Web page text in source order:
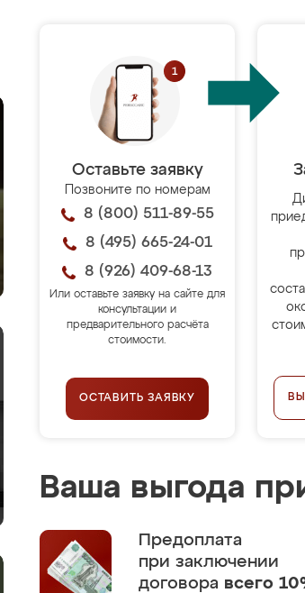
Оставьте заявку
Позвоните по номерам
8 (800) 511-89-55
8 (495) 665-24-01
8 (926) 409-68-13
Или оставьте заявку на сайте для
консультации и
предварительного расчёта
стоимости.
ОСТАВИТЬ ЗАЯВКУ
Ваша выгода
Предоплата
при заключении
договора всего